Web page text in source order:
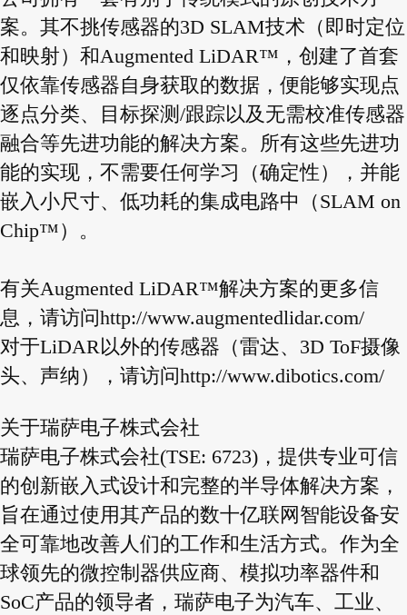
案。其不挑传感器的3D SLAM技术（即时定位
和映射）和Augmented LiDAR™，创建了首套
仅依靠传感器自身获取的数据，便能够实现点
逐点分类、目标探测/跟踪以及无需校准传感器
融合等先进功能的解决方案。所有这些先进功
能的实现，不需要任何学习（确定性），并能
嵌入小尺寸、低功耗的集成电路中（SLAM on
Chip™）。
有关Augmented LiDAR™解决方案的更多信
息，请访问http://www.augmentedlidar.com/
对于LiDAR以外的传感器（雷达、3D ToF摄像
头、声纳），请访问http://www.dibotics.com/
关于瑞萨电子株式会社
瑞萨电子株式会社(TSE: 6723)，提供专业可信
的创新嵌入式设计和完整的半导体解决方案，
旨在通过使用其产品的数十亿联网智能设备安
全可靠地改善人们的工作和生活方式。作为全
球领先的微控制器供应商、模拟功率器件和
SoC产品的领导者，瑞萨电子为汽车、工业、